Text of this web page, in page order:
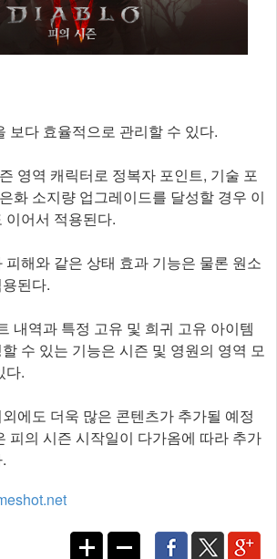
보다 효율적으로 관리할 수 있다.
영역 캐릭터로 정복자 포인트, 기술 포
화 소지량 업그레이드를 달성할 경우 이
이어서 적용된다.
피해와 같은 상태 효과 기능은 물론 원소
된다.
내역과 특정 고유 및 희귀 고유 아이템
수 있는 기능은 시즌 및 영원의 영역 모
다.
에도 더욱 많은 콘텐츠가 추가될 예정
피의 시즌 시작일이 다가옴에 따라 추가